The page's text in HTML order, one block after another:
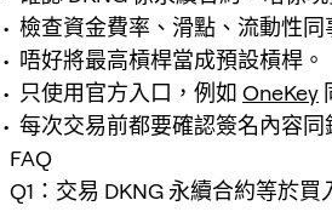
檢查資金費率、滑點、流動性同
唔好將最高槓桿當成預設槓桿。
只使用官方入口，例如 OneKey
每次交易前都要確認簽名內容同
FAQ
Q1：交易 DKNG 永續合約等於買